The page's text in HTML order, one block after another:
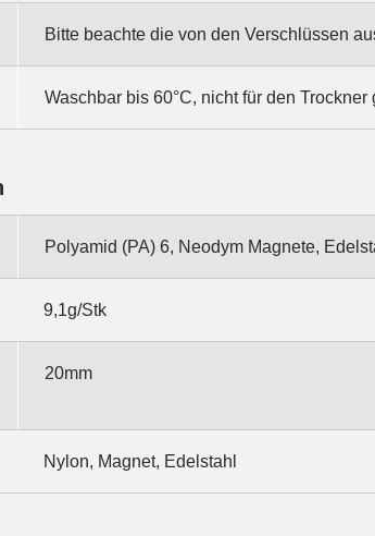
Bitte beachte die von den Verschlüssen
Waschbar bis 60°C, nicht für den Trockner
Polyamid (PA) 6, Neodym Magnete,
9,1g/Stk
20mm
Nylon, Magnet, Edelstahl